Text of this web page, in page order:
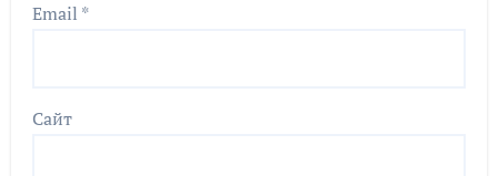
Email *
Сайт